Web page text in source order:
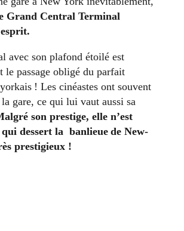
Grand Central Terminal
avec son plafond étoilé est
le passage obligé du parfait
! Les cinéastes ont souvent
gare, ce qui lui vaut aussi sa
son prestige, elle n’est
qui dessert la banlieue de New-
prestigieux !